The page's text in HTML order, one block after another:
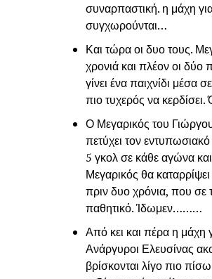
συναρπαστική. η μάχη
συγχωρούνται…
Και τώρα οι δυο τους.
χρονιά και πλέον οι
γίνει ένα παιχνίδι
πιο τυχερός να
Ο Μεγαρικός του Γιώργου
πετύχει τον
5 γκολ σε κάθε αγώνα
Μεγαρικός θα
πριν δυο χρόνια, που σε
παθητικό. Ίδωμεν………
Από κει και πέρα η μάχη
Ανάργυροι Ελευσίνας
βρίσκονται λίγο πιο